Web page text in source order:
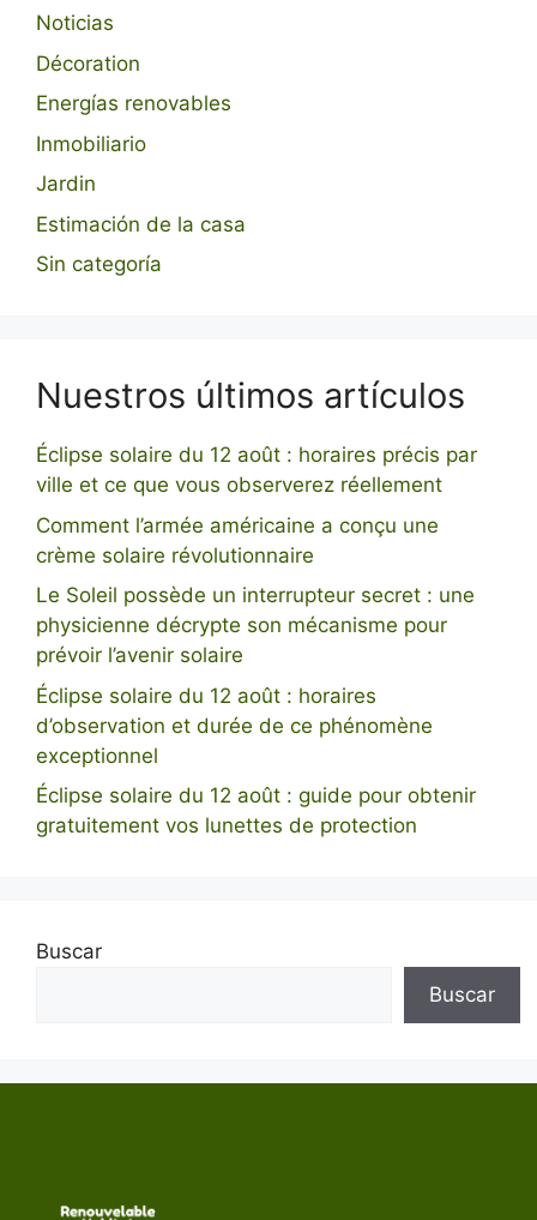
Noticias
Décoration
Energías renovables
Inmobiliario
Jardin
Estimación de la casa
Sin categoría
Nuestros últimos artículos
Éclipse solaire du 12 août : horaires précis par
ville et ce que vous observerez réellement
Comment l’armée américaine a conçu une
crème solaire révolutionnaire
Le Soleil possède un interrupteur secret : une
physicienne décrypte son mécanisme pour
prévoir l’avenir solaire
Éclipse solaire du 12 août : horaires
d’observation et durée de ce phénomène
exceptionnel
Éclipse solaire du 12 août : guide pour obtenir
gratuitement vos lunettes de protection
Buscar
Buscar